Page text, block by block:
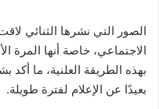
الصور التي نشرها الثنائي
الاجتماعي، خاصة أنها المرة
بهذه الطريقة العلنية، ما
بعيدًا عن الإعلام لفترة طويلة.